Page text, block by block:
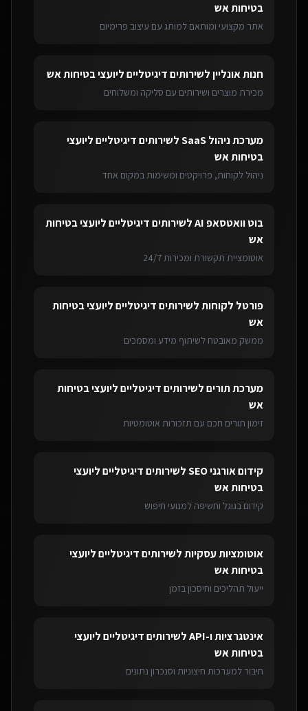
בטיחות אש
אתר מקצועי ומותאם למותג עם עיצוב פרימיום
חנות אונלייןלשירותים דיגיטליים ליועצי בטיחות אש
מכירת מוצרים ושירותים עם סליקה ומשלוחים
מערכת ניהול SaaS לשירותים דיגיטליים ליועצי
בטיחות אש
ניהול לקוחות, פרויקטים ומשימות במקום אחד
בוט וואטסאפ AI לשירותים דיגיטליים ליועצי בטיחות
אש
אוטומציית תקשורת ומכירות 24/7
פורטל לקוחותלשירותים דיגיטליים ליועצי בטיחות
אש
ממשק מאובטח לשיתוף מידע ומסמכים
מערכת תוריםלשירותים דיגיטליים ליועצי בטיחות
אש
זימון תורים חכם עם תזכורות אוטומטיות
קידום אורגני SEO לשירותים דיגיטליים ליועצי
בטיחות אש
קידום בגוגל וחשיפה למנועי חיפוש
אוטומציות עסקיותלשירותים דיגיטליים ליועצי
בטיחות אש
ייעול תהליכים וחיסכון בזמן
אינטגרציות ו-API לשירותים דיגיטליים ליועצי
בטיחות אש
חיבור למערכות חיצוניות וסנכרון נתונים